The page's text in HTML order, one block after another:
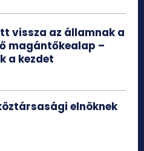
vissza az államnak a
magántőkealap –
a kezdet
elnöknek